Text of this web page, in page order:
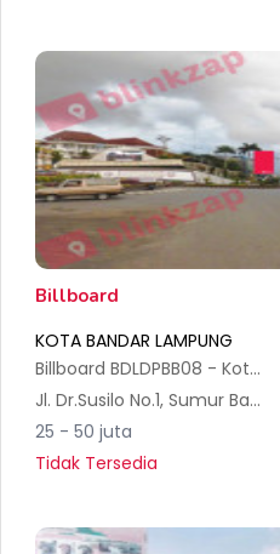
Billboard
KOTA BANDAR LAMPUNG
Billboard BDLDPBB08 - Kota Bandar Lampung
Jl. Dr.Susilo No.1, Sumur Batu, Kec. Tlk. Betung Utara, Kota Bandar Lampung, Lampung 35212, Indonesia
25 - 50 juta
Tidak Tersedia